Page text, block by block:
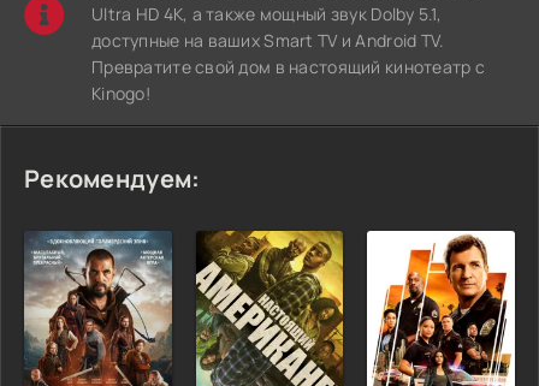
Ultra HD 4K, а также мощный звук Dolby 5.1,
доступные на ваших Smart TV и Android TV.
Превратите свой дом в настоящий кинотеатр с
Kinogo!
Рекомендуем: